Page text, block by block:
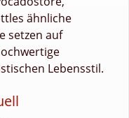
ähnliche
setzen auf
Lebensstil.